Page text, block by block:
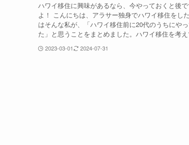
ハワイ移住に興味があるなら、今やっておくと後
よ！ こんにちは、アラサー独身でハワイ移住をし
はそんな私が、「ハワイ移住前に20代のうちにや
た」と思うことをまとめました。ハワイ移住を考
2023-03-01 2024-07-31